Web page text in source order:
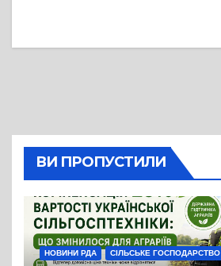
ВИ ПРОПУСТИЛИ
НОВИНИ РДА СІЛЬСЬКЕ ГОСПОДАРСТВО